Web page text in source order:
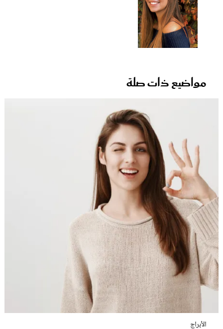
مواضيع ذات صلة
الأبراج